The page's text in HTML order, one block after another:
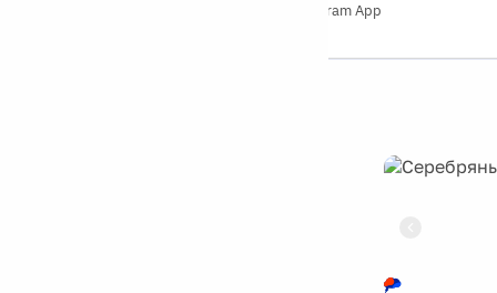
Telegram App